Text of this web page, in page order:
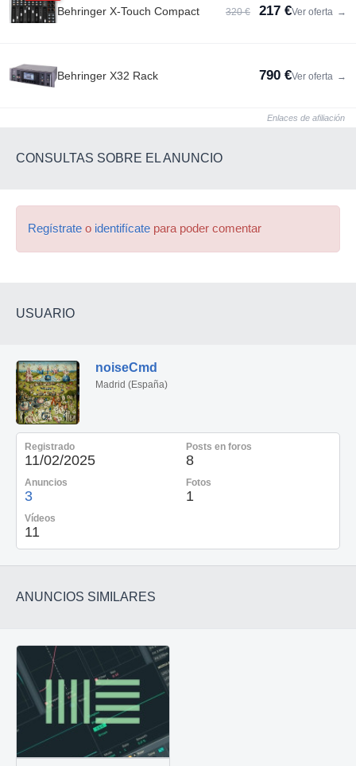
Behringer X-Touch Compact 320 € 217 €Ver oferta →
Behringer X32 Rack 790 €Ver oferta →
Enlaces de afiliación
CONSULTAS SOBRE EL ANUNCIO
Regístrate o identifícate para poder comentar
USUARIO
noiseCmd
Madrid (España)
Registrado
11/02/2025
Posts en foros
8
Anuncios
3
Fotos
1
Vídeos
11
ANUNCIOS SIMILARES